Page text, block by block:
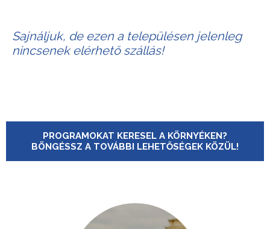
Sajnáljuk, de ezen a településen jelenleg
nincsenek elérhető szállás!
PROGRAMOKAT KERESEL A KÖRNYÉKEN?
BÖNGÉSSZ A TOVÁBBI LEHETŐSÉGEK KÖZÜL!